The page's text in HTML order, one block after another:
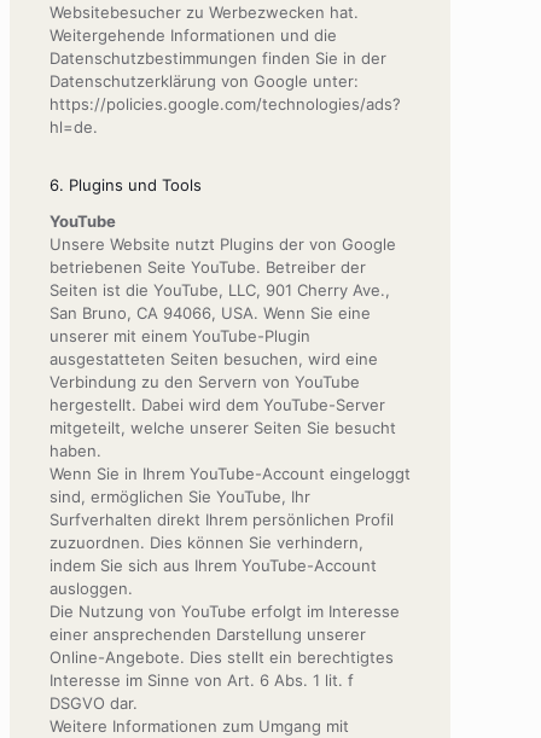
Websitebesucher zu Werbezwecken hat.
Weitergehende Informationen und die
Datenschutzbestimmungen finden Sie in der
Datenschutzerklärung von Google unter:
https://policies.google.com/technologies/ads?
hl=de.
6. Plugins und Tools
YouTube
Unsere Website nutzt Plugins der von Google
betriebenen Seite YouTube. Betreiber der
Seiten ist die YouTube, LLC, 901 Cherry Ave.,
San Bruno, CA 94066, USA. Wenn Sie eine
unserer mit einem YouTube-Plugin
ausgestatteten Seiten besuchen, wird eine
Verbindung zu den Servern von YouTube
hergestellt. Dabei wird dem YouTube-Server
mitgeteilt, welche unserer Seiten Sie besucht
haben.
Wenn Sie in Ihrem YouTube-Account eingeloggt
sind, ermöglichen Sie YouTube, Ihr
Surfverhalten direkt Ihrem persönlichen Profil
zuzuordnen. Dies können Sie verhindern,
indem Sie sich aus Ihrem YouTube-Account
ausloggen.
Die Nutzung von YouTube erfolgt im Interesse
einer ansprechenden Darstellung unserer
Online-Angebote. Dies stellt ein berechtigtes
Interesse im Sinne von Art. 6 Abs. 1 lit. f
DSGVO dar.
Weitere Informationen zum Umgang mit